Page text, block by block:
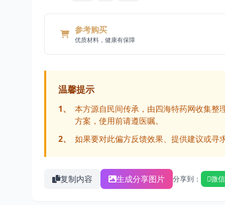
参考购买
优质材料，健康有保障
温馨提示
1、
本方源自民间传承，由四海特药网收集整
方案，使用前请遵医嘱。
2、
如果要对此偏方反馈效果、提供建议或寻
复制内容 生成分享图片 分享到： 微信